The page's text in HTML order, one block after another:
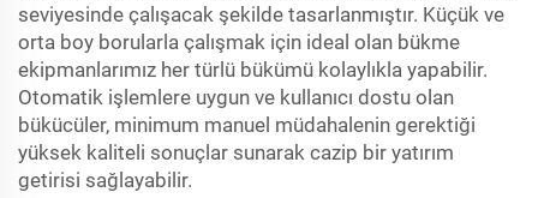
seviyesinde çalışacak şekilde tasarlanmıştır. Küçük ve
orta boy borularla çalışmak için ideal olan bükme
ekipmanlarımız her türlü bükümü kolaylıkla yapabilir.
Otomatik işlemlere uygun ve kullanıcı dostu olan
bükücüler, minimum manuel müdahalenin gerektiği
yüksek kaliteli sonuçlar sunarak cazip bir yatırım
getirisi sağlayabilir.